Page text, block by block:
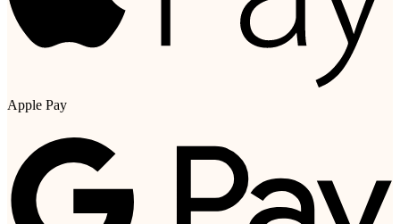
Apple Pay